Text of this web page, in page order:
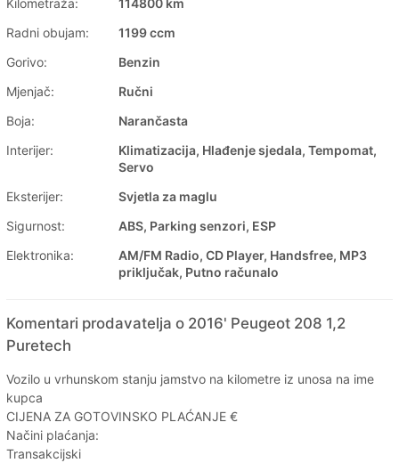
Kilometraža:
114800 km
Radni obujam:
1199 ccm
Gorivo:
Benzin
Mjenjač:
Ručni
Boja:
Narančasta
Interijer:
Klimatizacija, Hlađenje sjedala, Tempomat,
Servo
Eksterijer:
Svjetla za maglu
Sigurnost:
ABS, Parking senzori, ESP
Elektronika:
AM/FM Radio, CD Player, Handsfree, MP3
priključak, Putno računalo
Komentari prodavatelja o 2016' Peugeot 208 1,2
Puretech
Vozilo u vrhunskom stanju jamstvo na kilometre iz unosa na ime
kupca
CIJENA ZA GOTOVINSKO PLAĆANJE €
Načini plaćanja:
Transakcijski